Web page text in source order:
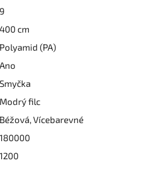
9
400 cm
Polyamid (PA)
Ano
Smyčka
Modrý filc
Béžová, Vícebarevné
180000
1200